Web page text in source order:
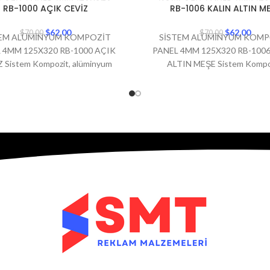
RB-1000 AÇIK CEVİZ
$70,00 $62,00
ALÜMİNYUM KOMPOZİT
4MM 125X320 RB-1000 AÇIK
Sistem Kompozit, alüminyum
RB-1006 KALIN ALTIN
$70,00 $62,00
SİSTEM ALÜMİNYUM
PANEL 4MM 125X320 RB-
ALTIN MEŞE Sistem